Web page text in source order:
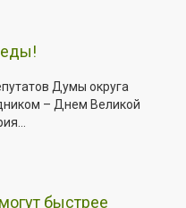
Думы округа
– Днем Великой
быстрее